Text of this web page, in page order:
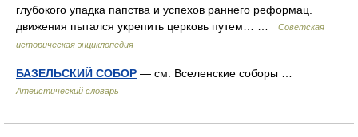
глубокого упадка папства и успехов раннего реформац.
движения пытался укрепить церковь путем… …
Советская
историческая энциклопедия
БАЗЕЛЬСКИЙ СОБОР — см. Вселенские соборы …
Атеистический словарь